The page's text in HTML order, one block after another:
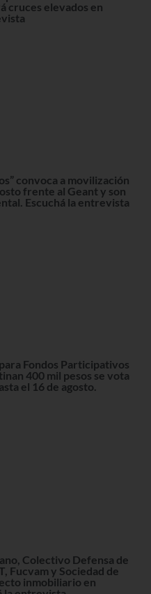
cruces elevados en
convoca a movilización
frente al Geant y son
Escuchá la entrevista
Fondos Participativos
400 mil pesos se vota
el 16 de agosto.
Colectivo Defensa de
Fucvam y Sociedad de
inmobiliario en